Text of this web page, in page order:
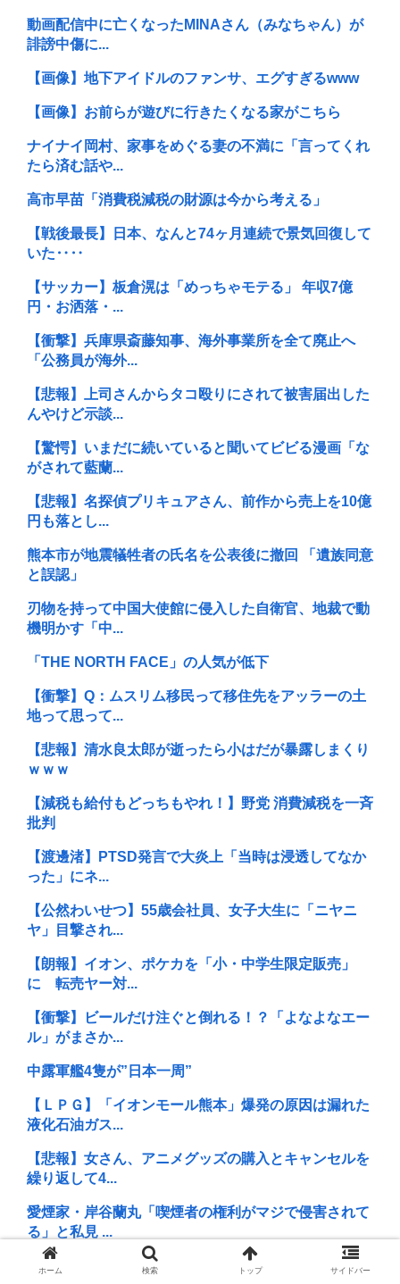
動画配信中に亡くなったMINAさん（みなちゃん）が
誹謗中傷に...
【画像】地下アイドルのファンサ、エグすぎるwww
【画像】お前らが遊びに行きたくなる家がこちら
ナイナイ岡村、家事をめぐる妻の不満に「言ってくれ
たら済む話や...
高市早苗「消費税減税の財源は今から考える」
【戦後最長】日本、なんと74ヶ月連続で景気回復して
いた‥‥
【サッカー】板倉滉は「めっちゃモテる」 年収7億
円・お洒落・...
【衝撃】兵庫県斎藤知事、海外事業所を全て廃止へ
「公務員が海外...
【悲報】上司さんからタコ殴りにされて被害届出した
んやけど示談...
【驚愕】いまだに続いていると聞いてビビる漫画「な
がされて藍蘭...
【悲報】名探偵プリキュアさん、前作から売上を10億
円も落とし...
熊本市が地震犠牲者の氏名を公表後に撤回 「遺族同意
と誤認」
刃物を持って中国大使館に侵入した自衛官、地裁で動
機明かす「中...
「THE NORTH FACE」の人気が低下
【衝撃】Q：ムスリム移民って移住先をアッラーの土
地って思って...
【悲報】清水良太郎が逝ったら小はだが暴露しまくり
ｗｗｗ
【減税も給付もどっちもやれ！】野党 消費減税を一斉
批判
【渡邊渚】PTSD発言で大炎上「当時は浸透してなか
った」にネ...
【公然わいせつ】55歳会社員、女子大生に「ニヤニ
ヤ」目撃され...
【朗報】イオン、ポケカを「小・中学生限定販売」
に 転売ヤー対...
【衝撃】ビールだけ注ぐと倒れる！？「よなよなエー
ル」がまさか...
中露軍艦4隻が”日本一周”
【ＬＰＧ】「イオンモール熊本」爆発の原因は漏れた
液化石油ガス...
【悲報】女さん、アニメグッズの購入とキャンセルを
繰り返して4...
愛煙家・岸谷蘭丸「喫煙者の権利がマジで侵害されて
る」と私見 ...
西鉄、天神駅と薬院駅の駅構内で不審な音声が流れる
ホーム 検索 トップ サイドバー